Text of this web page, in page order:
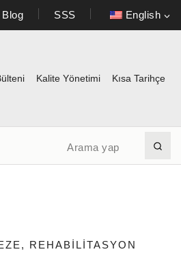
Blog SSS English
Kalite Yönetimi Kısa Tarihçe
REHABILITASYON